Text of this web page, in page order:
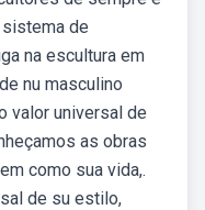
de
na escultura em
nu masculino
valor universal de
as obras
como sua vida,.
de su estilo,